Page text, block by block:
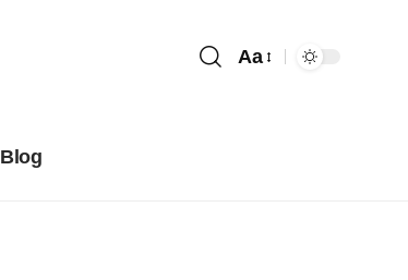
Aa
Blog